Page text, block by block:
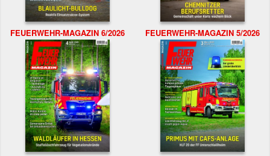
FEUERWEHR-MAGAZIN 6/2026 FEUERWEHR-MAGAZIN 5/2026